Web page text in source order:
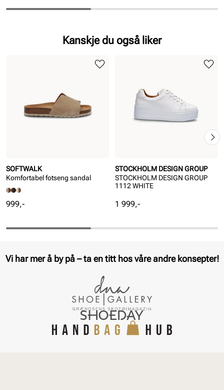
Kanskje du også liker
SOFTWALK
Komfortabel fotseng sandal
Pris
999,-
STOCKHOLM DESIGN GROUP
STOCKHOLM DESIGN GROUP
1112 WHITE
Pris
1 999,-
Vi har mer å by på – ta en titt hos våre andre konsepter!